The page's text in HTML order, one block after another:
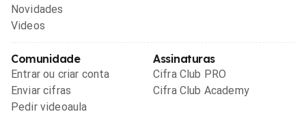
Novidades
Videos
Comunidade
Entrar ou criar conta
Enviar cifras
Pedir videoaula
Assinaturas
Cifra Club PRO
Cifra Club Academy